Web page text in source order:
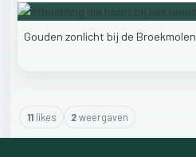
Gouden zonlicht bij de Broekmolen
11likes 2weergaven